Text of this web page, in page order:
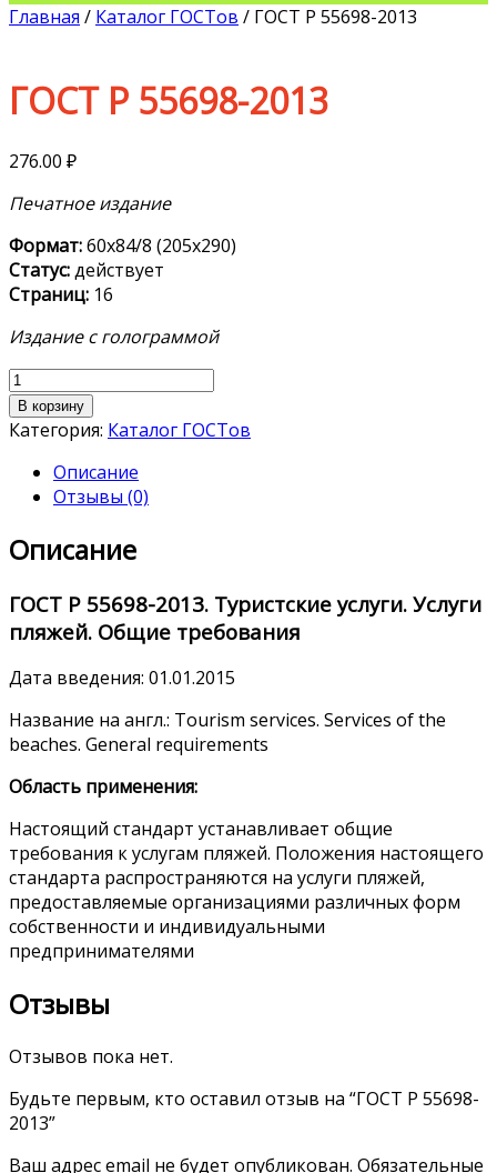
Главная / Каталог ГОСТов / ГОСТ Р 55698-2013
ГОСТ Р 55698-2013
276.00 ₽
Печатное издание
Формат:60х84/8 (205х290)
Статус:действует
Страниц: 16
Издание с голограммой
Количество
товара
ГОСТ
55698-
2013
В корзину
Категория: Каталог ГОСТов
Описание
Отзывы (0)
Описание
ГОСТ Р 55698-2013. Туристские услуги. Услуги
пляжей. Общие требования
Дата введения: 01.01.2015
Название на англ.: Tourism services. Services of the
beaches. General requirements
Область применения:
Настоящий стандарт устанавливает общие
требования к услугам пляжей. Положения настоящего
стандарта распространяются на услуги пляжей,
предоставляемые организациями различных форм
собственности и индивидуальными
предпринимателями
Отзывы
Отзывов пока нет.
Будьте первым, кто оставил отзыв на “ГОСТ Р 55698-
2013”
Ваш адрес email не будет опубликован. Обязательные